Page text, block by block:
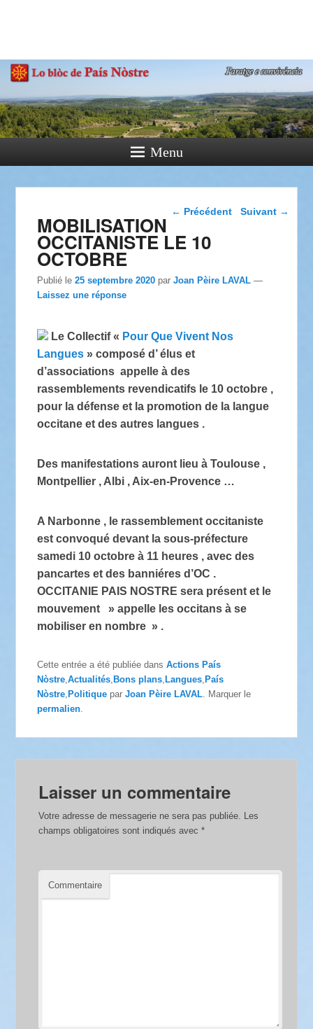
Paratge e Convivència
Menu
Navigation dans les
← Précédent Suivant →
MOBILISATION
OCCITANISTE LE 10
OCTOBRE
Publié le25 septembre 2020 parJoan Pèire LAVAL —
Laissez une réponse
Le Collectif « Pour Que Vivent Nos
Langues» composé d’ élus et
d’associations appelle à des
rassemblements revendicatifs le 10 octobre ,
pour la défense et la promotion de la langue
occitane et des autres langues .
Des manifestations auront lieu à Toulouse ,
Montpellier , Albi , Aix-en-Provence …
A Narbonne , le rassemblement occitaniste
est convoqué devant la sous-préfecture
samedi 10 octobre à 11 heures , avec des
pancartes et des banniéres d’OC .
OCCITANIE PAIS NOSTRE sera présent et le
mouvement » appelle les occitans à se
mobiliser en nombre » .
Cette entrée a été publiée dansActions País
Nòstre ,Actualités Bons plans Langues País
Nòstre Politique parJoan Pèire LAVAL . Marquer le
permalien
Laisser un commentaire
Votre adresse de messagerie ne sera pas publiée.
Les
champs obligatoires sont indiqués avec*
Commentaire